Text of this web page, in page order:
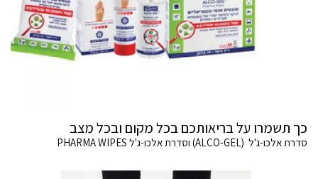
כך תשמרו על בריאותכם בכל מקום ובכל מצב
סדרת אלכו-ג'ל (ALCO-GEL) וסדרת אלכו-ג'ל PHARMA WIPES